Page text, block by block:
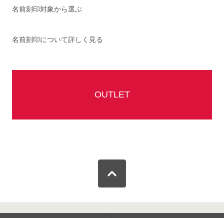
名前刻印対象から選ぶ
名前刻印について詳しく見る
OUTLET